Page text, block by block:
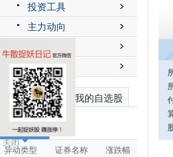
关闭
投资工具
主力动向
送配解禁
最近浏览个股 我的自选股
市场雷达
异动类型 证券名称 涨跌幅